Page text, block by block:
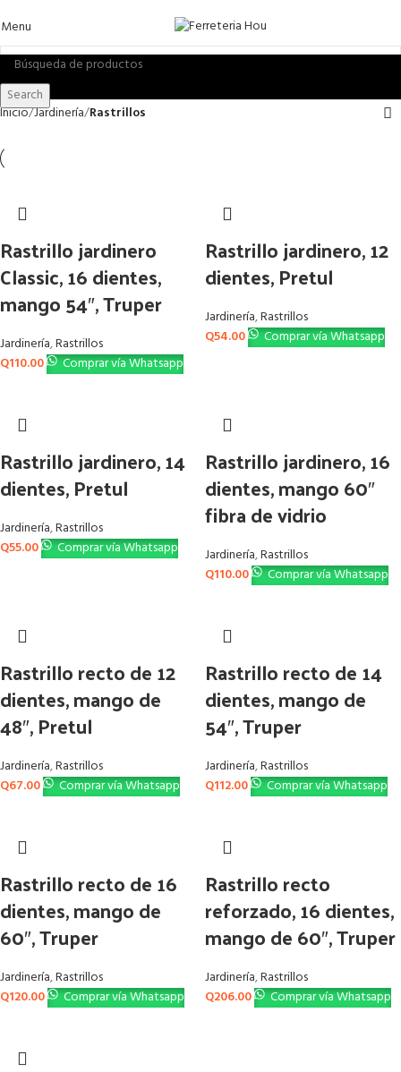
Menu
Search
Inicio Jardinería Rastrillos
Rastrillo jardinero
Classic, 16 dientes,
mango 54″, Truper
Jardinería,Rastrillos
Q110.00 Comprar vía Whatsapp
Rastrillo jardinero, 12
dientes, Pretul
Jardinería,Rastrillos
Q54.00 Comprar vía Whatsapp
Rastrillo jardinero, 14
dientes, Pretul
Jardinería,Rastrillos
Q55.00 Comprar vía Whatsapp
Rastrillo jardinero, 16
dientes, mango 60″
fibra de vidrio
Jardinería,Rastrillos
Q110.00 Comprar vía Whatsapp
Rastrillo recto de 12
dientes, mango de
48″, Pretul
Jardinería,Rastrillos
Q67.00 Comprar vía Whatsapp
Rastrillo recto de 14
dientes, mango de
54″, Truper
Jardinería,Rastrillos
Q112.00 Comprar vía Whatsapp
Rastrillo recto de 16
dientes, mango de
60″, Truper
Jardinería,Rastrillos
Q120.00 Comprar vía Whatsapp
Rastrillo recto
reforzado, 16 dientes,
mango de 60″, Truper
Jardinería,Rastrillos
Q206.00 Comprar vía Whatsapp